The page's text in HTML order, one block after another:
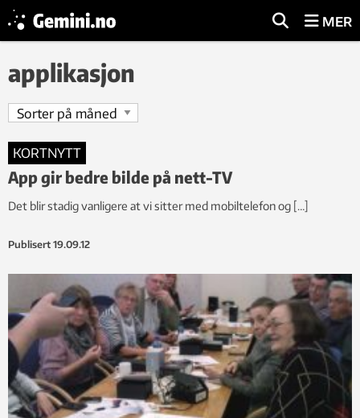
MER
applikasjon
KORTNYTT
App gir bedre bilde på nett-TV
Det blir stadig vanligere at vi sitter med mobiltelefon og […]
Publisert 19.09.12